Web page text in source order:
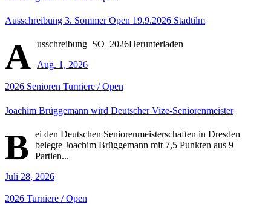
Ausschreibung 3. Sommer Open 19.9.2026 Stadtilm
A usschreibung_SO_2026Herunterladen
Aug. 1, 2026
2026 Senioren Turniere / Open
Joachim Brüggemann wird Deutscher Vize-Seniorenmeister
B
ei den Deutschen Seniorenmeisterschaften in Dresden
belegte Joachim Brüggemann mit 7,5 Punkten aus 9
Partien...
Juli 28, 2026
2026 Turniere / Open